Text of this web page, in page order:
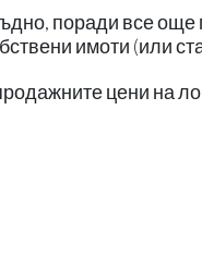
поради все
имоти (или
цени на